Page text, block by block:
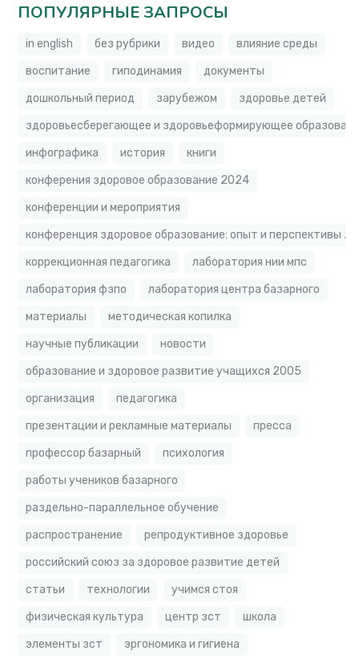
ПОПУЛЯРНЫЕ ЗАПРОСЫ
in english без рубрики видео
влияние среды
воспитание
гиподинамия
документы
дошкольный период
зарубежом
здоровье детей
здоровьесберегающее и здоровьеформирующее
инфографика
история
книги
конферения здоровое образование 2024
конференции и мероприятия
конференция здоровое образование: опыт и перспективы
коррекционная педагогика
лаборатория нии мпс
лаборатория фзпо
лаборатория центра базарного
материалы
методическая копилка
научные публикации
новости
образование и здоровое развитие учащихся 2005
организация
педагогика
презентации и рекламные материалы
пресса
профессор базарный
психология
работы учеников базарного
раздельно-параллельное обучение
распространение
репродуктивное здоровье
российский союз за здоровое развитие детей
статьи
технологии
учимся стоя
физическая культура
центр зст
школа
элементы зст
эргономика и гигиена